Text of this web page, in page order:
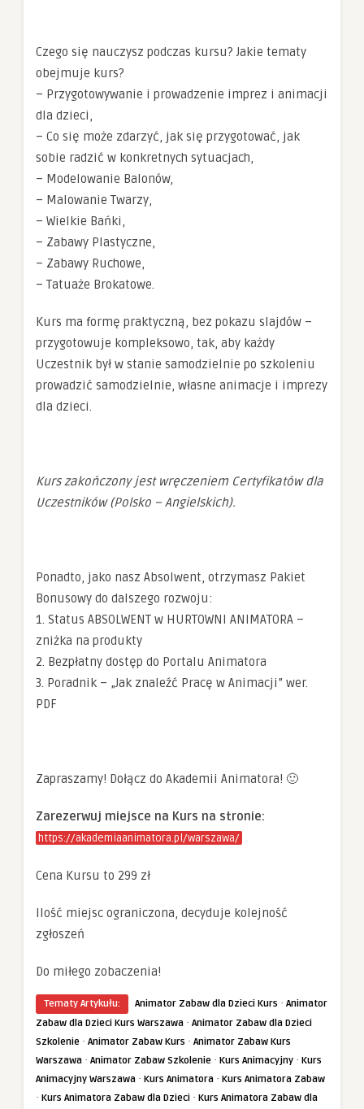
Czego się nauczysz podczas kursu? Jakie tematy
obejmuje kurs?
– Przygotowywanie i prowadzenie imprez i animacji
dla dzieci,
– Co się może zdarzyć, jak się przygotować, jak
sobie radzić w konkretnych sytuacjach,
– Modelowanie Balonów,
– Malowanie Twarzy,
– Wielkie Bańki,
– Zabawy Plastyczne,
– Zabawy Ruchowe,
– Tatuaże Brokatowe.
Kurs ma formę praktyczną, bez pokazu slajdów –
przygotowuje kompleksowo, tak, aby każdy
Uczestnik był w stanie samodzielnie po szkoleniu
prowadzić samodzielnie, własne animacje i imprezy
dla dzieci.
Kurs zakończony jest wręczeniem Certyfikatów dla
Uczestników (Polsko – Angielskich).
Ponadto, jako nasz Absolwent, otrzymasz Pakiet
Bonusowy do dalszego rozwoju:
1. Status ABSOLWENT w HURTOWNI ANIMATORA –
zniżka na produkty
2. Bezpłatny dostęp do Portalu Animatora
3. Poradnik – „Jak znaleźć Pracę w Animacji” wer.
PDF
Zapraszamy! Dołącz do Akademii Animatora! 🙂
Zarezerwuj miejsce na Kurs na stronie:
https://akademiaanimatora.pl/warszawa/
Cena Kursu to 299 zł
Ilość miejsc ograniczona, decyduje kolejność
zgłoszeń
Do miłego zobaczenia!
Tematy Artykułu: Animator Zabaw dla Dzieci Kurs · Animator
Zabaw dla Dzieci Kurs Warszawa · Animator Zabaw dla Dzieci
Szkolenie · Animator Zabaw Kurs · Animator Zabaw Kurs
Warszawa · Animator Zabaw Szkolenie · Kurs Animacyjny · Kurs
Animacyjny Warszawa · Kurs Animatora · Kurs Animatora Zabaw
· Kurs Animatora Zabaw dla Dzieci · Kurs Animatora Zabaw dla